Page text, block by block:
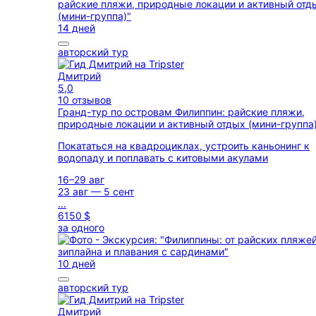
14 дней
авторский тур
Дмитрий
5,0
10 отзывов
Гранд-тур по островам Филиппин: райские пляжи,
природные локации и активный отдых (мини-
Покататься на квадроциклах, устроить каньонинг к
водопаду и поплавать с китовыми акулами
16–29 авг
23 авг — 5 сент
...
6150 $
за одного
10 дней
авторский тур
Дмитрий